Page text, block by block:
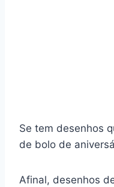
Se tem desenhos
de bolo de
Afinal, desenhos